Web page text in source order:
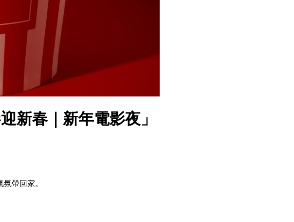
新春｜新年電影夜」
帶回家。